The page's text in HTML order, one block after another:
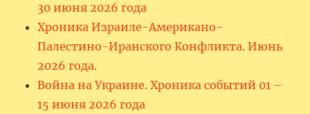
30 июня 2026 года
Хроника Израиле-Американо-
Палестино-Иранского Конфликта. Июнь
2026 года.
Война на Украине. Хроника событий 01 –
15 июня 2026 года